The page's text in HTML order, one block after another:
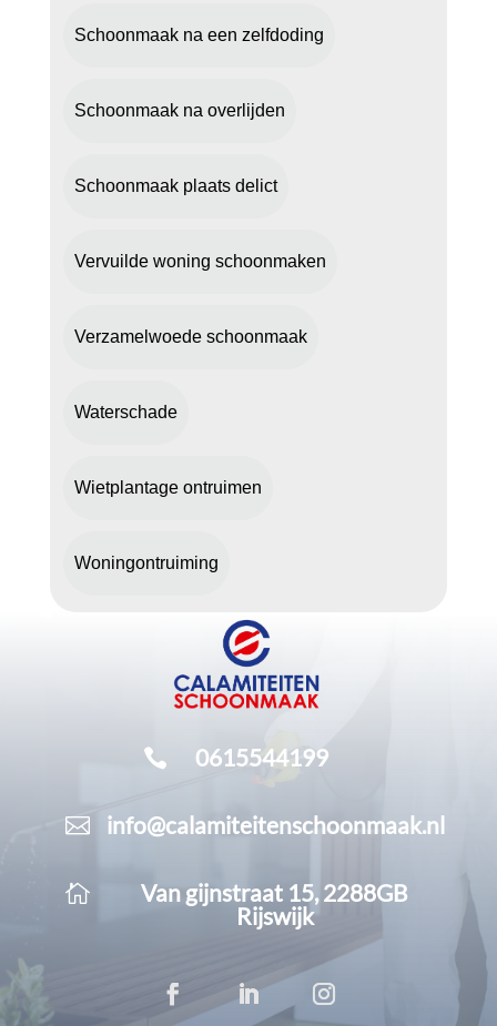
Schoonmaak na een zelfdoding
Schoonmaak na overlijden
Schoonmaak plaats delict
Vervuilde woning schoonmaken
Verzamelwoede schoonmaak
Waterschade
Wietplantage ontruimen
Woningontruiming
 0615544199
 info@calamiteitenschoonmaak.nl

Van gijnstraat 15, 2288GB
Rijswijk